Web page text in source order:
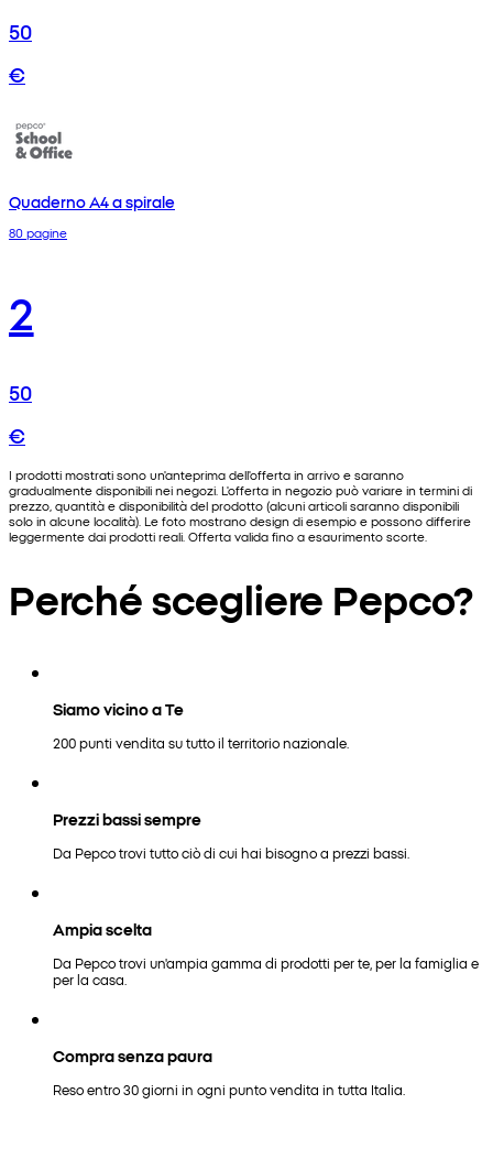
50
€
Quaderno A4 a spirale
80 pagine
2
50
€
I prodotti mostrati sono un'anteprima dell'offerta in arrivo e saranno
gradualmente disponibili nei negozi. L'offerta in negozio può variare in termini di
prezzo, quantità e disponibilità del prodotto (alcuni articoli saranno disponibili
solo in alcune località). Le foto mostrano design di esempio e possono differire
leggermente dai prodotti reali. Offerta valida fino a esaurimento scorte.
Perché scegliere Pepco?
Siamo vicino a Te
200 punti vendita su tutto il territorio nazionale.
Prezzi bassi sempre
Da Pepco trovi tutto ciò di cui hai bisogno a prezzi bassi.
Ampia scelta
Da Pepco trovi un'ampia gamma di prodotti per te, per la famiglia e
per la casa.
Compra senza paura
Reso entro 30 giorni in ogni punto vendita in tutta Italia.